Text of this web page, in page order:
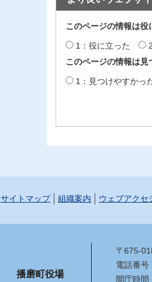
このページの情報は役
1：役に立った
このページの情報は見
1：見つけやすかっ
サイトマップ 組織案内 ウェブアクセ
播磨町役場
〒675-
電話番
開庁時間